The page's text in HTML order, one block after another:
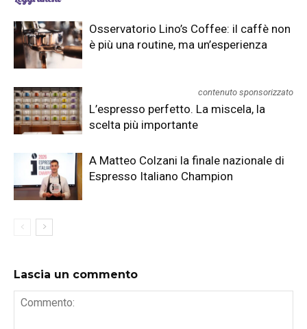
Osservatorio Lino’s Coffee: il caffè non
è più una routine, ma un’esperienza
contenuto sponsorizzato
L’espresso perfetto. La miscela, la
scelta più importante
A Matteo Colzani la finale nazionale di
Espresso Italiano Champion
Lascia un commento